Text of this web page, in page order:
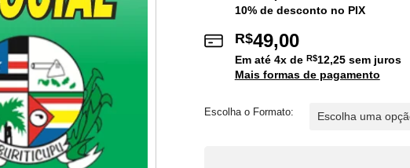
10% de desconto no PIX
R$49,00
Em até 4x de R$12,25sem juros
Mais formas de pagamento
Escolha o Formato: